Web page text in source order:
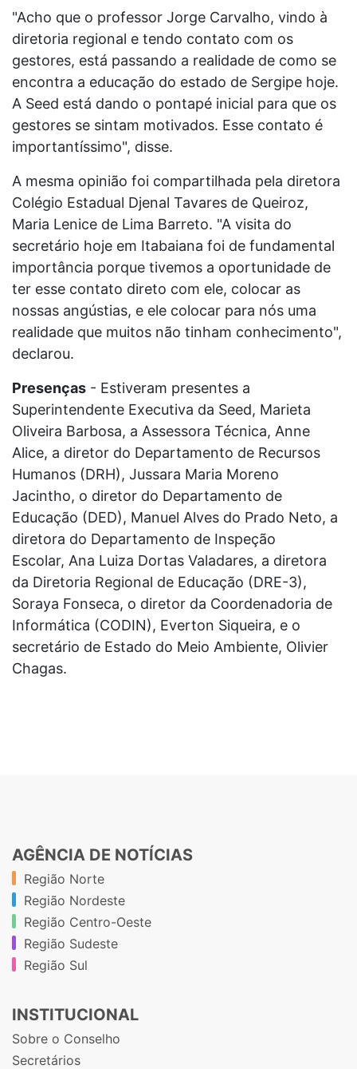
"Acho que o professor Jorge Carvalho, vindo à
diretoria regional e tendo contato com os
gestores, está passando a realidade de como se
encontra a educação do estado de Sergipe hoje.
A Seed está dando o pontapé inicial para que os
gestores se sintam motivados. Esse contato é
importantíssimo", disse.
A mesma opinião foi compartilhada pela diretora
Colégio Estadual Djenal Tavares de Queiroz,
Maria Lenice de Lima Barreto. "A visita do
secretário hoje em Itabaiana foi de fundamental
importância porque tivemos a oportunidade de
ter esse contato direto com ele, colocar as
nossas angústias, e ele colocar para nós uma
realidade que muitos não tinham conhecimento",
declarou.
Presenças - Estiveram presentes a
Superintendente Executiva da Seed, Marieta
Oliveira Barbosa, a Assessora Técnica, Anne
Alice, a diretor do Departamento de Recursos
Humanos (DRH), Jussara Maria Moreno
Jacintho, o diretor do Departamento de
Educação (DED), Manuel Alves do Prado Neto, a
diretora do Departamento de Inspeção
Escolar, Ana Luiza Dortas Valadares, a diretora
da Diretoria Regional de Educação (DRE-3),
Soraya Fonseca, o diretor da Coordenadoria de
Informática (CODIN), Everton Siqueira, e o
secretário de Estado do Meio Ambiente, Olivier
Chagas.
AGÊNCIA DE NOTÍCIAS
Região Norte
Região Nordeste
Região Centro-Oeste
Região Sudeste
Região Sul
INSTITUCIONAL
Sobre o Conselho
Secretários